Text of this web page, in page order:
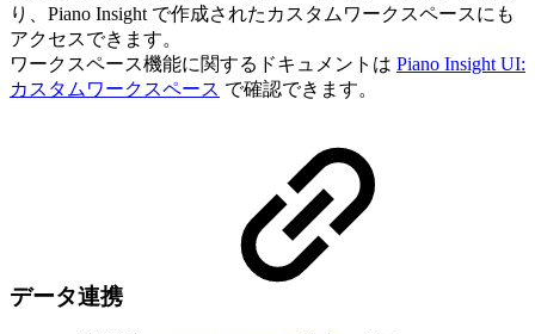
り、Piano Insight で作成されたカスタムワークスペースにも
アクセスできます。
ワークスペース機能に関するドキュメントは Piano Insight UI:
カスタムワークスペース で確認できます。
データ連携